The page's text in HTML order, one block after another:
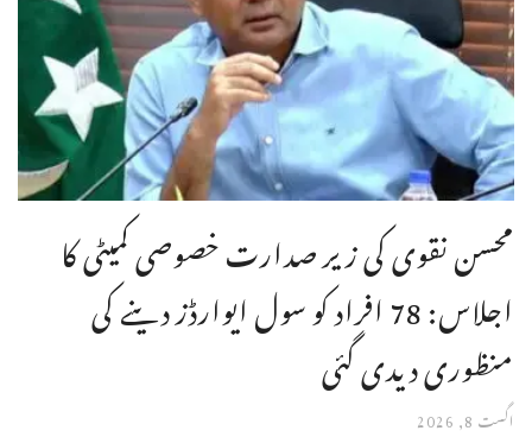
محسن نقوی کی زیر صدارت خصوصی کمیٹی کا
اجلاس: 78 افراد کو سول ایوارڈز دینے کی
منظوری دیدی گئی
اگست 8, 2026